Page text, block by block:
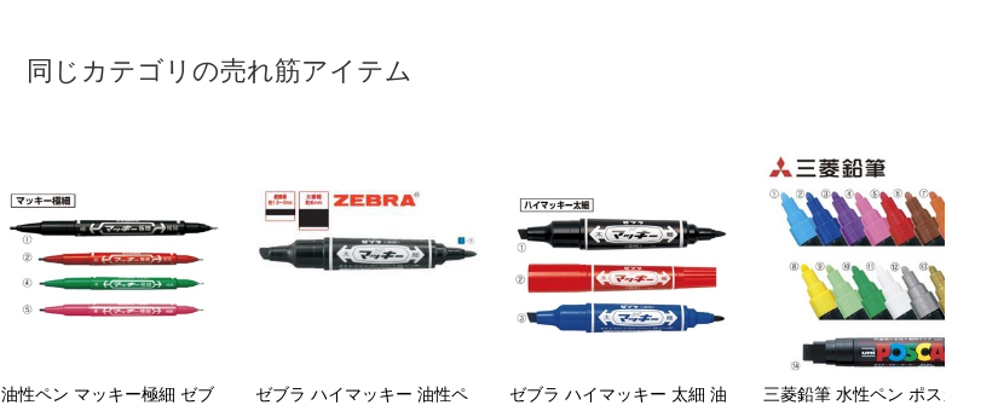
61-333-1-8
(8). 黄
税抜 ￥170￥187
当日出荷 カートに入れる
同じカテゴリの売れ筋アイテム
油性ペン マッキー極細 ゼブ
ゼブラ ハイマッキー 油性ペ
ゼブラ ハイマッキー 太細 油
三菱鉛筆 水性ペン ポスカ 極